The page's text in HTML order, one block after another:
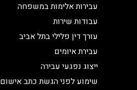
עבירות אלימות במשפחה
עבודות שירות
עורך דין פלילי בתל אביב
עבירת איומים
ייצוג נפגעי עבירה
שימוע לפני הגשת כתב אישום